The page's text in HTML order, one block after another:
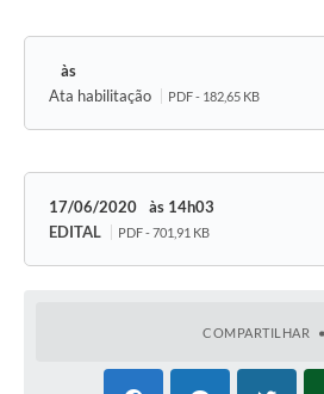
Ata habilitação PDF - 182,65 KB
17/06/2020
14h03
EDITAL
PDF - 701,91 KB
COMPARTILHAR